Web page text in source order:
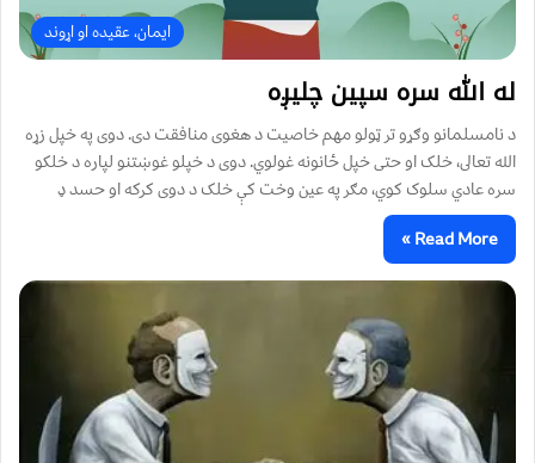
ایمان، عقیده او اړوند
له الله سره سپين چليږه
د نامسلمانو وګړو تر ټولو مهم خاصيت د هغوى منافقت دى. دوى په خپل زړه
الله تعالى، خلک او حتى خپل ځانونه غولوي. دوى د خپلو غوښتنو لپاره د خلکو
سره عادي سلوک کوي، مګر په عين وخت کې خلک د دوى کرکه او حسد ډ
Read More »